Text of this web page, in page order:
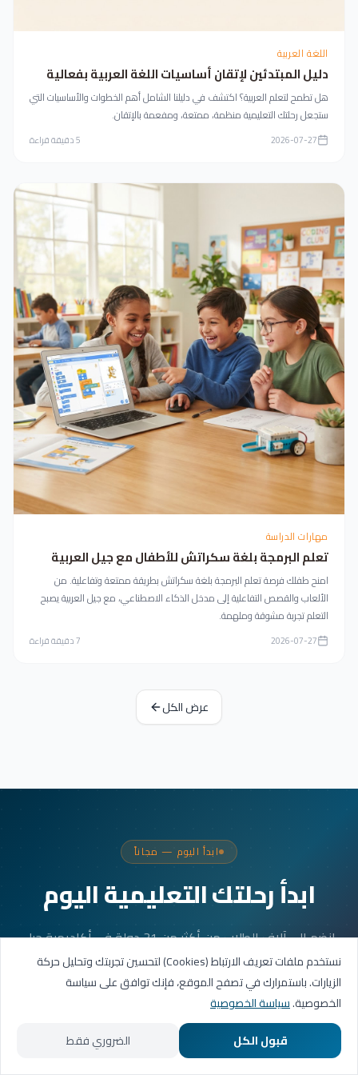
اللغة العربية
دليل المبتدئين لإتقان أساسيات اللغة العربية بفعالية
هل تطمح لتعلم العربية؟ اكتشف في دليلنا الشامل أهم الخطوات والأساسيات التي
ستجعل رحلتك التعليمية منظمة، ممتعة، ومفعمة بالإتقان.
2026-07-27
5دقيقة قراءة
مهارات الدراسة
تعلم البرمجة بلغة سكراتش للأطفال مع جيل العربية
امنح طفلك فرصة تعلم البرمجة بلغة سكراتش بطريقة ممتعة وتفاعلية. من
الألعاب والقصص التفاعلية إلى مدخل الذكاء الاصطناعي، مع جيل العربية يصبح
التعلم تجربة مشوقة وملهمة.
2026-07-27
7دقيقة قراءة
عرض الكل
ابدأ اليوم — مجاناً
ابدأ رحلتك التعليمية اليوم
انضم إلى آلاف الطلاب من أكثر من 31 دولة في أكاديمية جيل
العربية. جلستك الأولى مجانية.
احجز حصتك التجريبية
تواصل عبر واتساب
الرئيسية المسارات التعليمية
نستخدم ملفات تعريف الارتباط (Cookies) لتحسين تجربتك وتحليل حركة
الزيارات. باستمرارك في تصفح الموقع، فإنك توافق على سياسة
الخصوصية.سياسة الخصوصية
قبول الكل
الضروري فقط